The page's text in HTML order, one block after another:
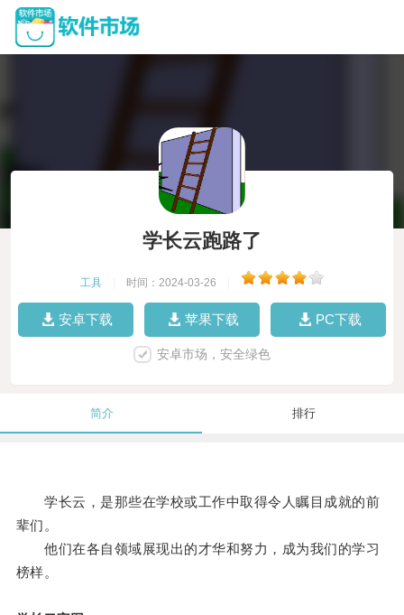
学长云跑路了
工具 时间：2024-03-26
安卓下载 苹果下载 PC下载
安卓市场，安全绿色
简介 排行
学长云，是那些在学校或工作中取得令人瞩目成就的前
辈们。
他们在各自领域展现出的才华和努力，成为我们的学习
榜样。